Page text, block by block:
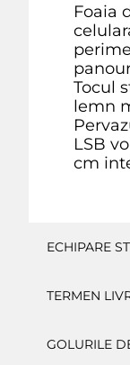
Foaia
Tocul
lemn
LSB
cm
ECHIPARE
TERMEN
GOLURILE